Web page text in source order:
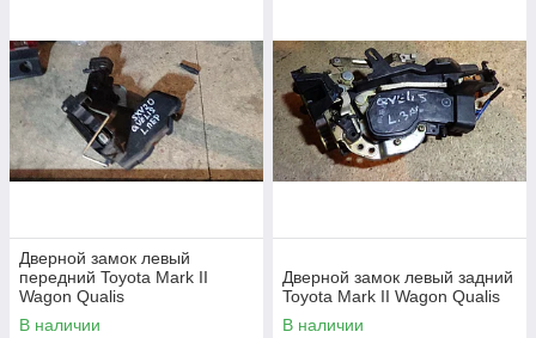
Дверной замок левый
передний Toyota Mark II
Wagon Qualis
В наличии
Дверной замок левый задний
Toyota Mark II Wagon Qualis
В наличии